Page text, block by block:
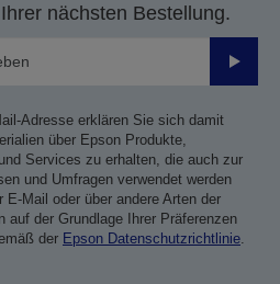
nächsten Bestellung.
Adresse erklären Sie sich damit
über Epson Produkte,
Services zu erhalten, die auch zur
und Umfragen verwendet werden
E-Mail oder über andere Arten der
auf der Grundlage Ihrer Präferenzen
der Epson Datenschutzrichtlinie